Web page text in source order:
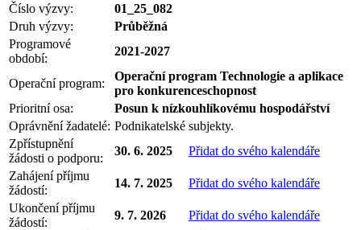
Číslo výzvy:
01_25_082
Druh výzvy:
Průběžná
Programové
období:
2021-2027
Operační program:
Operační program Technologie a aplikace
pro konkurenceschopnost
Prioritní osa:
Posun k nízkouhlíkovému hospodářství
Oprávnění žadatelé: Podnikatelské subjekty.
Zpřístupnění
žádosti o podporu:
30. 6. 2025
Přidat do svého kalendáře
Zahájení příjmu
žádostí:
14. 7. 2025
Přidat do svého kalendáře
Ukončení příjmu
žádostí:
9. 7. 2026
Přidat do svého kalendáře